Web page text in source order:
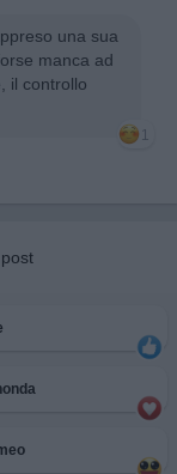
una sua
manca ad
il controllo
1